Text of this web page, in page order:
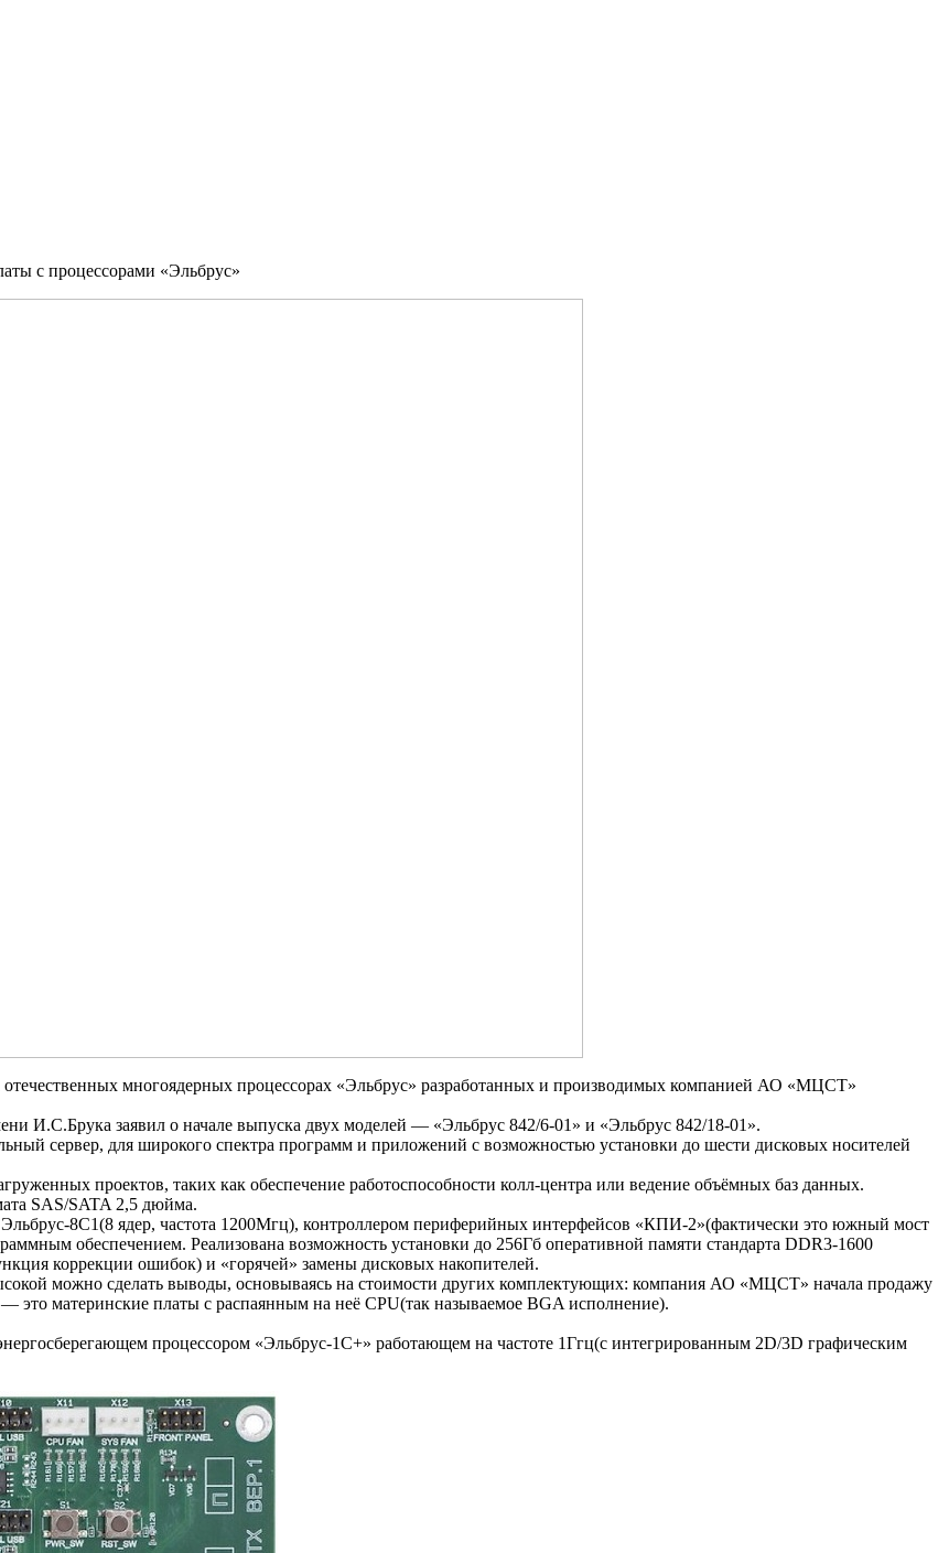
с процессорами «Эльбрус»
многоядерных процессорах «Эльбрус» разработанных и производимых компанией АО «МЦСТ»
заявил о начале выпуска двух моделей — «Эльбрус 842/6-01» и «Эльбрус 842/18-01».
сервер, для широкого спектра программ и приложений с возможностью установки до шести дисковых носителей
проектов, таких как обеспечение работоспособности колл-центра или ведение объёмных баз данных.
SAS/SATA 2,5 дюйма.
8С1(8 ядер, частота 1200Мгц), контроллером периферийных интерфейсов «КПИ-2»(фактически это южный мост
обеспечением. Реализована возможность установки до 256Гб оперативной памяти стандарта DDR3-1600
коррекции ошибок) и «горячей» замены дисковых накопителей.
можно сделать выводы, основываясь на стоимости других комплектующих: компания АО «МЦСТ» начала продажу
материнские платы с распаянным на неё CPU(так называемое BGA исполнение).
процессором «Эльбрус-1С+» работающем на частоте 1Ггц(с интегрированным 2D/3D графическим